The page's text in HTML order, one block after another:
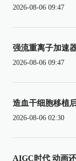
2026-08-06 09:47
强流重离子加速
2026-08-06 09:47
造血干细胞移植
2026-08-06 02:30
AIGC时代 动画